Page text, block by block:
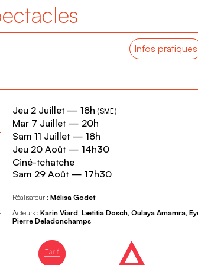
Infos pratiques
Jeu 2 Juillet— 18h (SME)
Mar 7 Juillet— 20h
Sam 11 Juillet— 18h
Jeu 20 Août— 14h30
Ciné-tchatche
Sam 29 Août— 17h30
Réalisateur : Mélisa Godet
Acteurs : Karin Viard, Lætitia Dosch, Oulaya Amamra,
Pierre Deladonchamps